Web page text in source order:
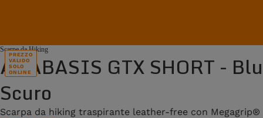
PREZZO
VALIDO
SOLO
ONLINE
Scarpe da Hiking
ANABASIS GTX SHORT - Blu
Scuro
Scarpa da hiking traspirante leather-free con Megagrip®